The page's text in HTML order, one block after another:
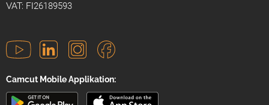
VAT: FI26189593
Camcut Mobile Applikation: